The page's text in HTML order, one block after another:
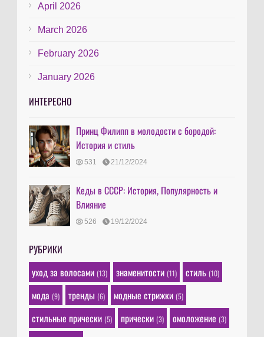
April 2026
March 2026
February 2026
January 2026
ИНТЕРЕСНО
Принц Филипп в молодости с бородой:
История и стиль
531 21/12/2024
Кеды в СССР: История, Популярность и
Влияние
526 19/12/2024
РУБРИКИ
уход за волосами (13) знаменитости (11) стиль (10)
мода (9) тренды (6) модные стрижки (5)
стильные прически (5) прически (3) омоложение (3)